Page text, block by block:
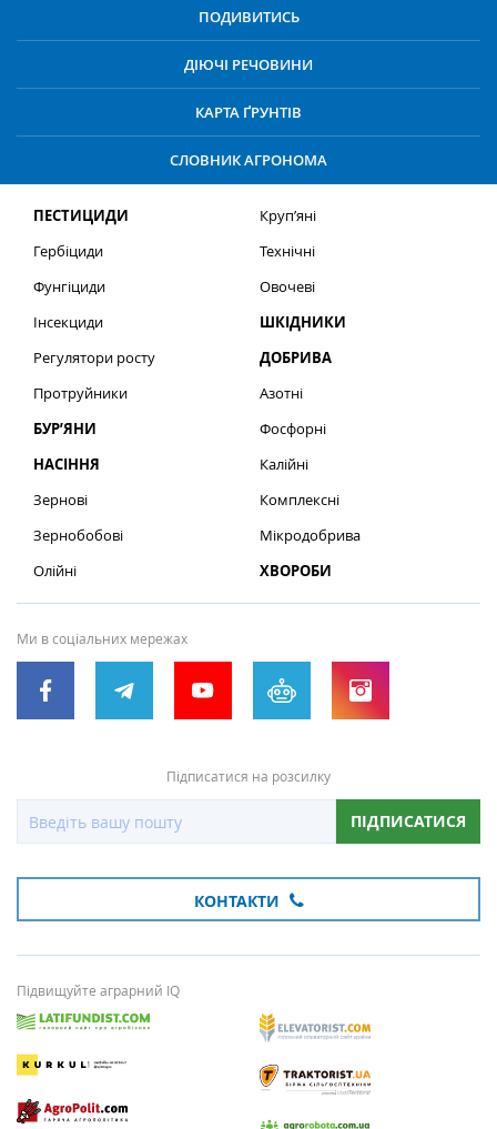
ПОДИВИТИСЬ
ДІЮЧІ РЕЧОВИНИ
КАРТА ҐРУНТІВ
СЛОВНИК АГРОНОМА
ПЕСТИЦИДИ
Гербіциди
Фунгіциди
Інсекциди
Регулятори росту
Протруйники
БУР’ЯНИ
НАСІННЯ
Зернові
Зернобобові
Олійні
Круп’яні
Технічні
Овочеві
ШКІДНИКИ
ДОБРИВА
Азотні
Фосфорні
Калійні
Комплексні
Мікродобрива
ХВОРОБИ
Ми в соціальних мережах
Підписатися на розсилку
ПІДПИСАТИСЯ
КОНТАКТИ
Підвищуйте аграрний IQ